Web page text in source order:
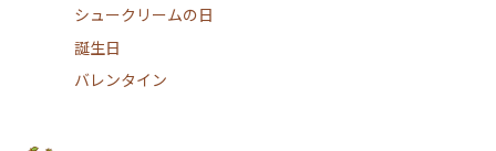
シュークリームの日
誕生日
バレンタイン